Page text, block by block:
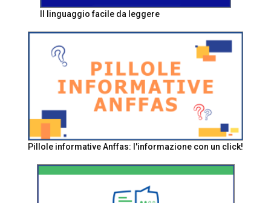
Il linguaggio facile da leggere
Pillole informative Anffas: l'informazione con un click!